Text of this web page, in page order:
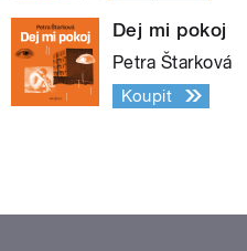
Dej mi pokoj
Petra Štarková
Koupit